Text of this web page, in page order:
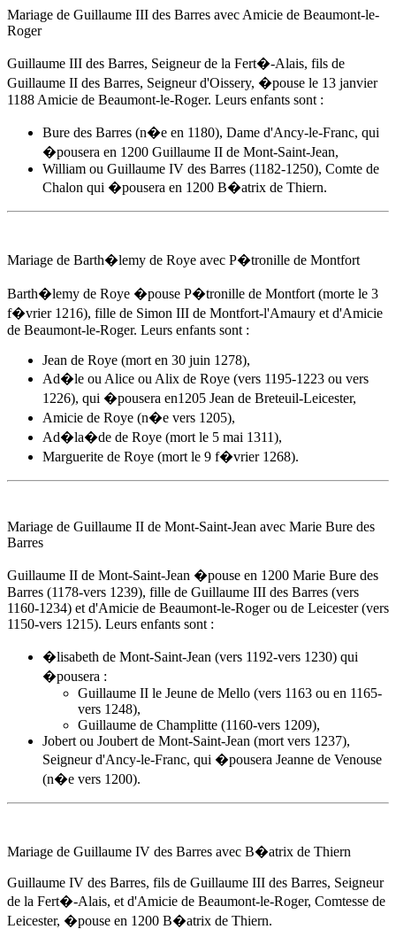
Mariage de Guillaume III des Barres avec Amicie de Beaumont-le-
Roger
Guillaume III des Barres, Seigneur de la Fert�-Alais, fils de
Guillaume II des Barres, Seigneur d'Oissery, �pouse le 13 janvier
1188 Amicie de Beaumont-le-Roger. Leurs enfants sont :
Bure des Barres (n�e en 1180), Dame d'Ancy-le-Franc, qui
�pousera en 1200 Guillaume II de Mont-Saint-Jean,
William ou Guillaume IV des Barres (1182-1250), Comte de
Chalon qui �pousera en 1200 B�atrix de Thiern.
Mariage de Barth�lemy de Roye avec P�tronille de Montfort
Barth�lemy de Roye �pouse P�tronille de Montfort (morte le 3
f�vrier 1216), fille de Simon III de Montfort-l'Amaury et d'Amicie
de Beaumont-le-Roger. Leurs enfants sont :
Jean de Roye (mort en 30 juin 1278),
Ad�le ou Alice ou Alix de Roye (vers 1195-1223 ou vers
1226), qui �pousera en1205 Jean de Breteuil-Leicester,
Amicie de Roye (n�e vers 1205),
Ad�la�de de Roye (mort le 5 mai 1311),
Marguerite de Roye (mort le 9 f�vrier 1268).
Mariage de Guillaume II de Mont-Saint-Jean avec Marie Bure des
Barres
Guillaume II de Mont-Saint-Jean �pouse en 1200 Marie Bure des
Barres (1178-vers 1239), fille de Guillaume III des Barres (vers
1160-1234) et d'Amicie de Beaumont-le-Rogerou de Leicester (vers
1150-vers 1215). Leurs enfants sont :
�lisabeth de Mont-Saint-Jean (vers 1192-vers 1230) qui
�pousera :
Guillaume II le Jeune de Mello (vers 1163 ou en 1165-
vers 1248),
Guillaume de Champlitte (1160-vers 1209),
Jobert ou Joubert de Mont-Saint-Jean (mort vers 1237),
Seigneur d'Ancy-le-Franc, qui �pousera Jeanne de Venouse
(n�e vers 1200).
Mariage de Guillaume IV des Barres avec B�atrix de Thiern
Guillaume IV des Barres, fils de Guillaume III des Barres, Seigneur
de la Fert�-Alais, et d'Amicie de Beaumont-le-Roger, Comtesse de
Leicester, �pouse en 1200 B�atrix de Thiern.